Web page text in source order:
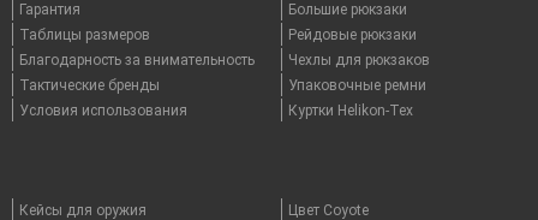
Гарантия
Таблицы размеров
Благодарность за внимательность
Тактические бренды
Условия использования
Большие рюкзаки
Рейдовые рюкзаки
Чехлы для рюкзаков
Упаковочные ремни
Куртки Helikon-Tex
Кейсы для оружия
Цвет Coyote